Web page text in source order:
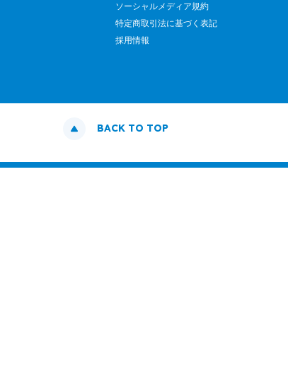
ソーシャルメディア規約
特定商取引法に基づく表記
採用情報
BACK TO TOP